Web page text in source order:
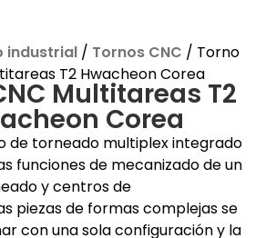
industrial/ Tornos CNC / Torno
T2 Hwacheon Corea
Multitareas T2
Corea
de torneado multiplex integrado
funciones de mecanizado de un
y centros de
piezas de formas complejas se
con una sola configuración y la